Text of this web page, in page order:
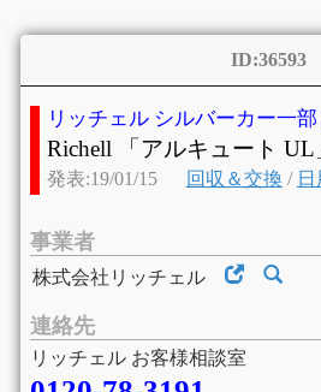
ID:36593
リッチェル シルバーカー一
Richell 「アルキュート UL
発表:19/01/15 回収＆交換 /
事業者
株式会社リッチェル
連絡先
リッチェル お客様相談室